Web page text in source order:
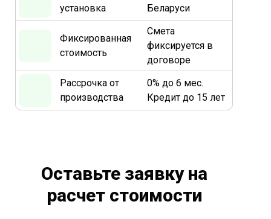
установка
Беларуси
Фиксированная
стоимость
Смета
фиксируется в
договоре
Рассрочка от
производства
0% до 6 мес.
Кредит до 15 лет
Оставьте заявку на
расчет стоимости